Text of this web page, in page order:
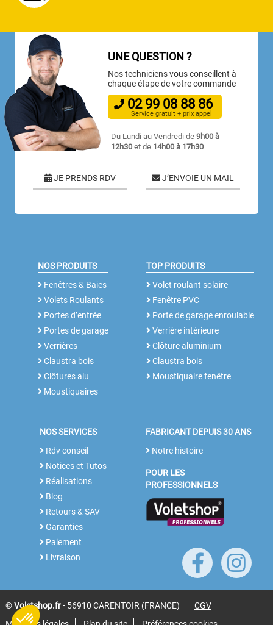
UNE QUESTION ?
Nos techniciens vous conseillent à
chaque étape de votre commande
02 99 08 88 86
Service gratuit + prix appel
Du Lundi au Vendredi de9h00 à
12h30 et de 14h00 à 17h30
JE PRENDS RDV J’ENVOIE UN MAIL
NOS PRODUITS
Fenêtres & Baies
Volets Roulants
Portes d’entrée
Portes de garage
Verrières
Claustra bois
Clôtures alu
Moustiquaires
TOP PRODUITS
Volet roulant solaire
Fenêtre PVC
Porte de garage enroulable
Verrière intérieure
Clôture aluminium
Claustra bois
Moustiquaire fenêtre
NOS SERVICES
Rdv conseil
Notices et Tutos
Réalisations
Blog
Retours & SAV
Garanties
Paiement
Livraison
FABRICANT DEPUIS 30 ANS
Notre histoire
POUR LES
PROFESSIONNELS
©Voletshop.fr- 56910 CARENTOIR (FRANCE)
CGV